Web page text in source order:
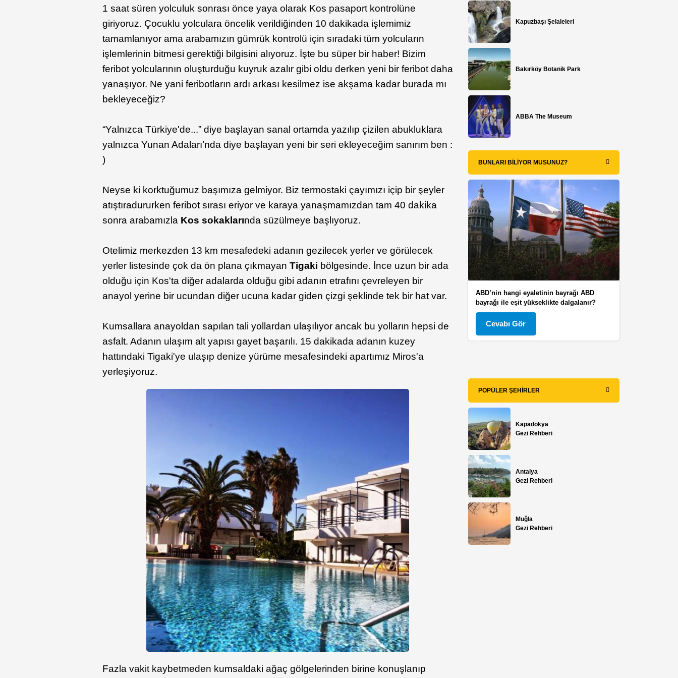
1 saat süren yolculuk sonrası önce yaya olarak Kos pasaport kontrolüne
giriyoruz. Çocuklu yolculara öncelik verildiğinden 10 dakikada işlemimiz
tamamlanıyor ama arabamızın gümrük kontrolü için sıradaki tüm yolcuların
işlemlerinin bitmesi gerektiği bilgisini alıyoruz. İşte bu süper bir haber! Bizim
feribot yolcularının oluşturduğu kuyruk azalır gibi oldu derken yeni bir feribot daha
yanaşıyor. Ne yani feribotların ardı arkası kesilmez ise akşama kadar burada mı
bekleyeceğiz?
“Yalnızca Türkiye'de...” diye başlayan sanal ortamda yazılıp çizilen abukluklara
yalnızca Yunan Adaları’nda diye başlayan yeni bir seri ekleyeceğim sanırım ben :
)
Neyse ki korktuğumuz başımıza gelmiyor. Biz termostaki çayımızı içip bir şeyler
atıştıradururken feribot sırası eriyor ve karaya yanaşmamızdan tam 40 dakika
sonra arabamızla Kos sokaklarında süzülmeye başlıyoruz.
Otelimiz merkezden 13 km mesafedeki adanın gezilecek yerler ve görülecek
yerler listesinde çok da ön plana çıkmayanTigaki bölgesinde. İnce uzun bir ada
olduğu için Kos'ta diğer adalarda olduğu gibi adanın etrafını çevreleyen bir
anayol yerine bir ucundan diğer ucuna kadar giden çizgi şeklinde tek bir hat var.
Kumsallara anayoldan sapılan tali yollardan ulaşılıyor ancak bu yolların hepsi de
asfalt. Adanın ulaşım alt yapısı gayet başarılı. 15 dakikada adanın kuzey
hattındaki Tigaki'ye ulaşıp denize yürüme mesafesindeki apartımız Miros'a
yerleşiyoruz.
Fazla vakit kaybetmeden kumsaldaki ağaç gölgelerinden birine konuşlanıp
Kapuzbaşı Şelaleleri
Bakırköy Botanik Park
ABBA The Museum
BUNLARI BILIYOR MUSUNUZ?
ABD’nin hangi eyaletinin bayrağı ABD
bayrağı ile eşit yükseklikte dalgalanır?
Cevabı Gör
POPÜLER ŞEHIRLER
Kapadokya
Gezi Rehberi
Antalya
Gezi Rehberi
Muğla
Gezi Rehberi